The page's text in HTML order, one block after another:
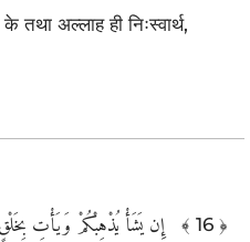
तथा अल्लाह ही निःस्वार्थ,
﴾ 16 ﴿